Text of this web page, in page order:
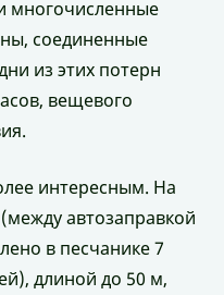
многочисленные
соединенные
из этих потерн
вещевого
интересным. На
автозаправкой
в песчанике 7
длиной до 50 м,